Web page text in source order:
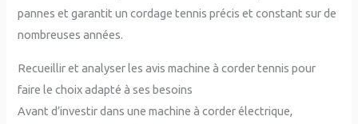
pannes et garantit un cordage tennis précis et constant sur de
nombreuses années.
Recueillir et analyser les avis machine à corder tennis pour
faire le choix adapté à ses besoins
Avant d’investir dans une machine à corder électrique,